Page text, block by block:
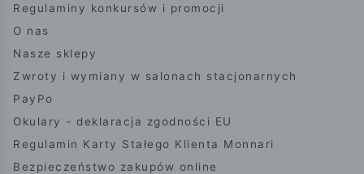
Regulaminy konkursów i promocji
O nas
Nasze sklepy
Zwroty i wymiany w salonach stacjonarnych
PayPo
Okulary - deklaracja zgodności EU
Regulamin Karty Stałego Klienta Monnari
Bezpieczeństwo zakupów online